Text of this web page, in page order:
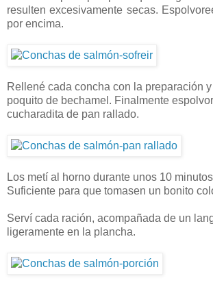
resulten excesivamente secas.
por encima.
Rellené cada concha con la preparación
poquito de bechamel. Finalmente
cucharadita de pan rallado.
Los metí al horno durante unos 10
Suficiente para que tomasen un bonito
Serví cada ración, acompañada de un
ligeramente en la plancha.